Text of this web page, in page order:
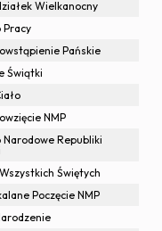
Wielkanocny
Pracy
Pańskie
Świątki
NMP
Narodowe Republiki
Świętych
Poczęcie NMP